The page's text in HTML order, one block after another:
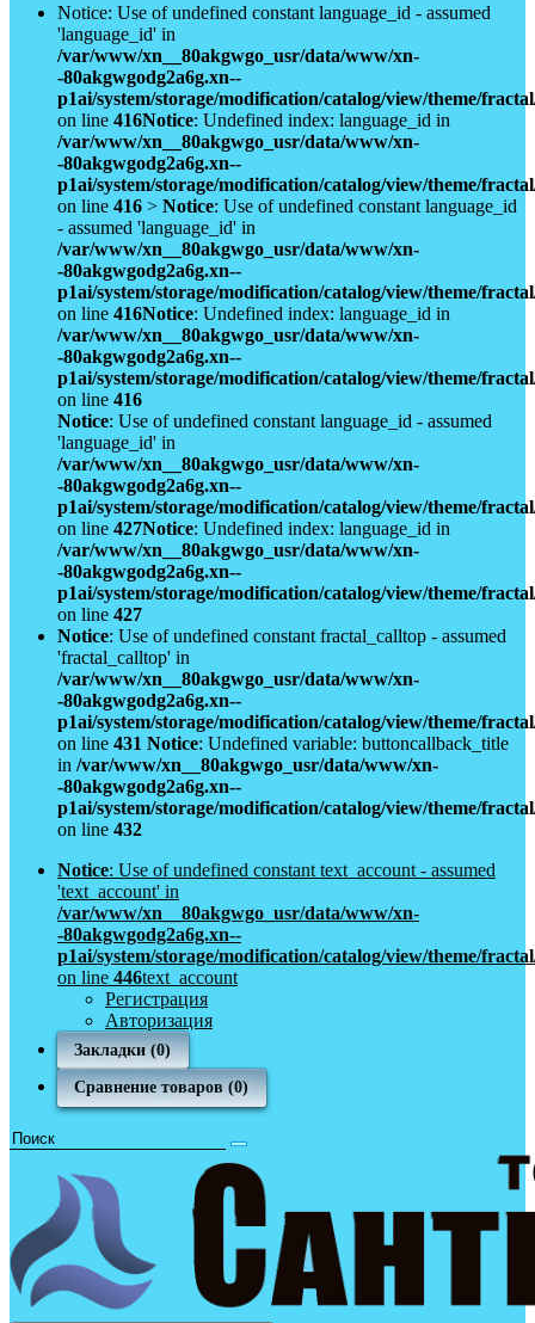
Notice: Use of undefined constant language_id - assumed
'language_id' in
/var/www/xn__80akgwgo_usr/data/www/xn-
-80akgwgodg2a6g.xn--
p1ai/system/storage/modification/catalog/view/theme/
on line 416Notice: Undefined index: language_id in
/var/www/xn__80akgwgo_usr/data/www/xn-
-80akgwgodg2a6g.xn--
p1ai/system/storage/modification/catalog/view/theme/
on line 416 > Notice: Use of undefined constant language_id
- assumed 'language_id' in
/var/www/xn__80akgwgo_usr/data/www/xn-
-80akgwgodg2a6g.xn--
p1ai/system/storage/modification/catalog/view/theme/
on line 416Notice: Undefined index: language_id in
/var/www/xn__80akgwgo_usr/data/www/xn-
-80akgwgodg2a6g.xn--
p1ai/system/storage/modification/catalog/view/theme/
on line 416
Notice: Use of undefined constant language_id - assumed
'language_id' in
/var/www/xn__80akgwgo_usr/data/www/xn-
-80akgwgodg2a6g.xn--
p1ai/system/storage/modification/catalog/view/theme/
on line 427Notice: Undefined index: language_id in
/var/www/xn__80akgwgo_usr/data/www/xn-
-80akgwgodg2a6g.xn--
p1ai/system/storage/modification/catalog/view/theme/
on line 427
Notice: Use of undefined constant fractal_calltop - assumed
'fractal_calltop' in
/var/www/xn__80akgwgo_usr/data/www/xn-
-80akgwgodg2a6g.xn--
p1ai/system/storage/modification/catalog/view/theme/
on line 431 Notice: Undefined variable: buttoncallback_title
in /var/www/xn__80akgwgo_usr/data/www/xn-
-80akgwgodg2a6g.xn--
p1ai/system/storage/modification/catalog/view/theme/
on line 432
Notice: Use of undefined constant text_account - assumed
'text_account' in
/var/www/xn__80akgwgo_usr/data/www/xn-
-80akgwgodg2a6g.xn--
p1ai/system/storage/modification/catalog/view/theme/
on line 446text_account
Регистрация
Авторизация
Закладки (0)
Сравнение товаров (0)